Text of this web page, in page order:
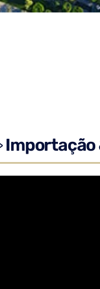
Importação